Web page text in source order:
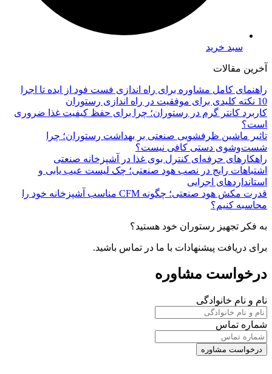
سبد خرید
آخرین مقالات
راهنمای کامل مشاوره برای راه اندازی فست فود از ایده تا اجرا
10 نکته کلیدی برای موفقیت در راه اندازی رستوران
کاربرد کانتر گرم در رستوران؛ چرا برای حفظ کیفیت غذا ضروری
است؟
تاثیر ماشین ظرفشویی صنعتی بر بهداشت رستوران؛ چرا
شست‌وشوی دستی کافی نیست؟
راهکارهای حرفه‌ای کنترل بوی غذا در آشپزخانه صنعتی
اشتباهات رایج در نصب هود صنعتی؛ چک لیست عیب یابی و
استانداردهای اجرایی
قدرت مکش هود صنعتی؛ چگونه CFM مناسب آشپزخانه خود را
محاسبه کنیم؟
به فکر تجهیز رستوران خود هستید؟
برای دریافت پیشنهادات با ما در تماس باشید.
درخواست مشاوره
نام و نام خانوادگی
شماره تماس